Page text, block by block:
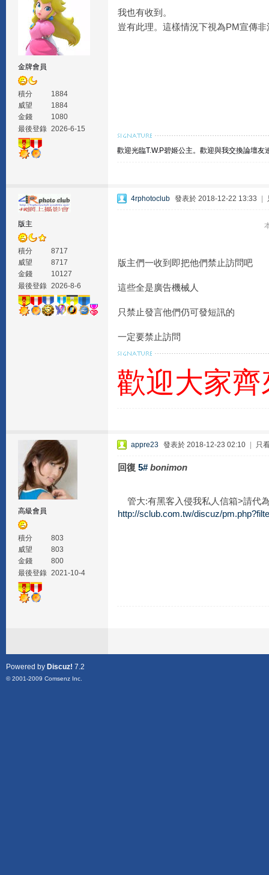
金牌會員
積分
1884
威望
1884
金錢
1080
最後登錄 2026-6-15
我也有收到。
豈有此理。這樣情況下視為PM宣傳
歡迎光臨T.W.P碧姬公主。 歡迎與我交換論壇友
版主
積分
8717
威望
8717
金錢
10127
最後登錄 2026-8-6
4rphotoclub 發表於 2018-12-22 13:33
版主們一收到即把他們禁止訪問吧
這些全是廣告機械人
只禁止發言他們仍可發短訊的
一定要禁止訪問
歡迎大家
高級會員
積分
803
威望
803
金錢
800
最後登錄 2021-10-4
appre23 發表於 2018-12-23 02:10 只
回復 5# bonimon
管大:有黑客入侵我私人信箱>請代
http://sclub.com.tw/discuz/
Powered by Discuz! 7.2
© 2001-2009 Comsenz Inc.